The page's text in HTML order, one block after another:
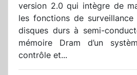
version 2.0 qui intègre de
les fonctions de
disques durs à semi-
mémoire Dram d’un
contrôle et...